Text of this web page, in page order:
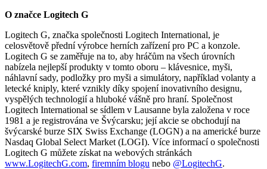
O značce Logitech G
Logitech G, značka společnosti Logitech International, je
celosvětově přední výrobce herních zařízení pro PC a konzole.
Logitech G se zaměřuje na to, aby hráčům na všech úrovních
nabízela nejlepší produkty v tomto oboru – klávesnice, myši,
náhlavní sady, podložky pro myši a simulátory, například volanty a
letecké kniply, které vznikly díky spojení inovativního designu,
vyspělých technologií a hluboké vášně pro hraní. Společnost
Logitech International se sídlem v Lausanne byla založena v roce
1981 a je registrována ve Švýcarsku; její akcie se obchodují na
švýcarské burze SIX Swiss Exchange (LOGN) a na americké burze
Nasdaq Global Select Market (LOGI). Více informací o společnosti
Logitech G můžete získat na webových stránkách
www.LogitechG.com, firemním blogu nebo @LogitechG.